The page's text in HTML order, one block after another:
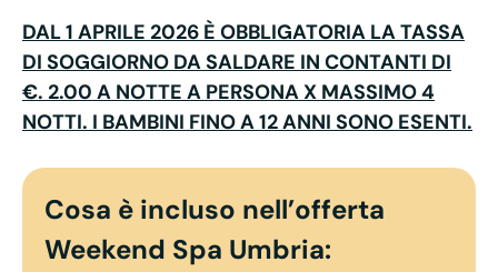
DAL 1 APRILE 2026 È OBBLIGATORIA LA TASSA
DI SOGGIORNO DA SALDARE IN CONTANTI DI
€. 2.00 A NOTTE A PERSONA X MASSIMO 4
NOTTI. I BAMBINI FINO A 12 ANNI SONO ESENTI.
Cosa è incluso nell’offerta
Weekend Spa Umbria: